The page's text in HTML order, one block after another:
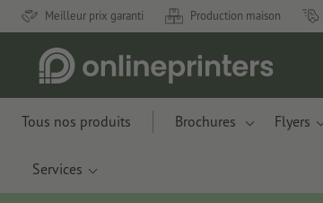
Meilleur prix garanti Production maison
Tous nos produits Brochures Flyers
Services